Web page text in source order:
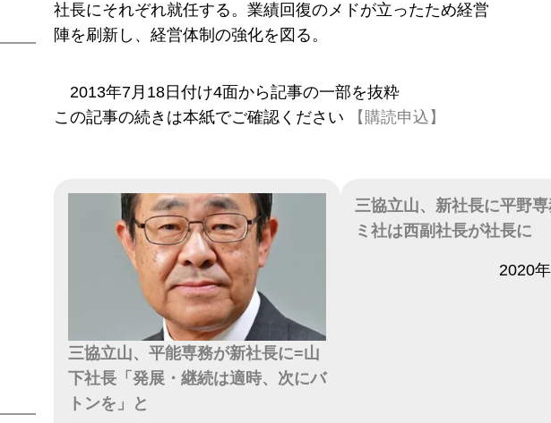
社長にそれぞれ就任する。業績回復のメドが立ったため経営
陣を刷新し、経営体制の強化を図る。
2013年7月18日付け4面から記事の一部を抜粋
この記事の続きは本紙でご確認ください
【購読申込】
三協立山、平能専務が新社長に=山
下社長「発展・継続は適時、次にバ
トンを」と
三協立山、新社長に平野
ミ社は西副社長が社長に
2020